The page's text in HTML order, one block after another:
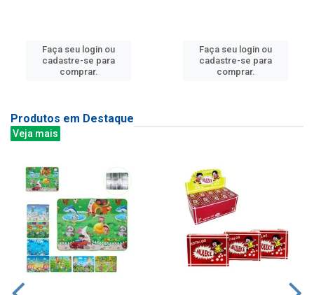
Faça seu login ou
cadastre-se para
comprar.
Faça seu login ou
cadastre-se para
comprar.
Produtos em Destaque
Veja mais